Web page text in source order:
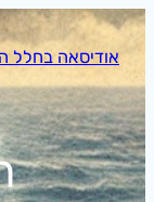
לדלג
לתוכןאודיסאה בחלל